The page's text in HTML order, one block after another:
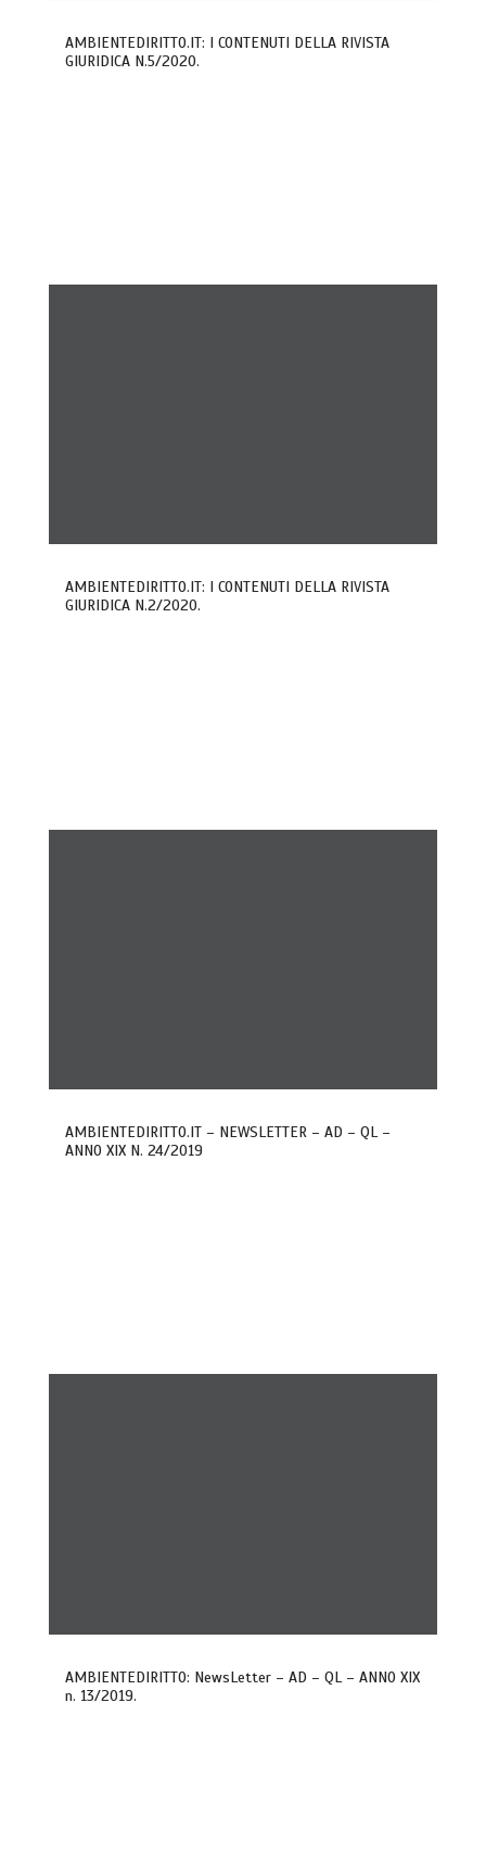
AMBIENTEDIRITTO.IT: I CONTENUTI DELLA RIVISTA
GIURIDICA N.5/2020.
AMBIENTEDIRITTO.IT: I CONTENUTI DELLA RIVISTA
GIURIDICA N.2/2020.
AMBIENTEDIRITTO.IT – NEWSLETTER – AD – QL –
ANNO XIX N. 24/2019
AMBIENTEDIRITTO: NewsLetter – AD – QL – ANNO XIX
n. 13/2019.